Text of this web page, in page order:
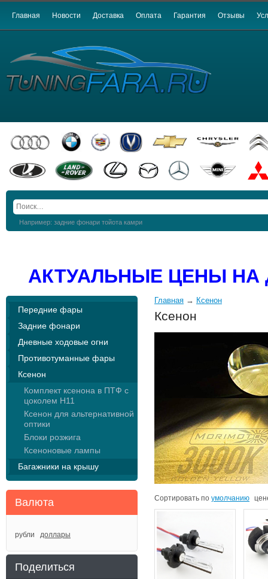
Главная Новости Доставка Оплата Гарантия Отзывы
Например: задние фонари тойота камри
АКТУАЛЬНЫЕ ЦЕНЫ
Передние фары
Задние фонари
Дневные ходовые огни
Противотуманные фары
Ксенон
Комплект ксенона в ПТФ с
цоколем Н11
Ксенон для альтернативной
оптики
Блоки розжига
Ксеноновые лампы
Багажники на крышу
Валюта
рубли доллары
Поделиться
Главная → Ксенон
Ксенон
Сортировать по умолчанию